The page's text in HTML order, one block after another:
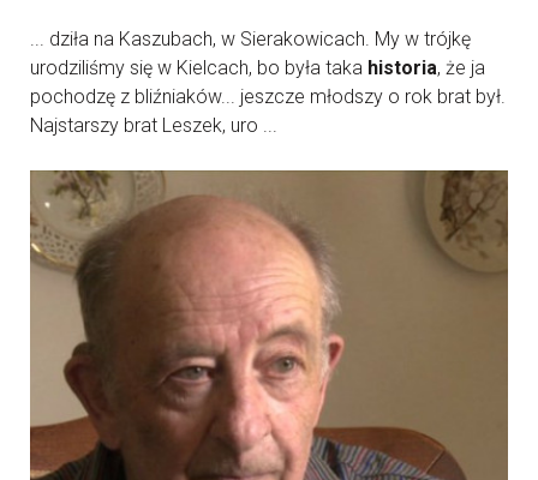
... dziła na Kaszubach, w Sierakowicach. My w trójkę
urodziliśmy się w Kielcach, bo była taka historia, że ja
pochodzę z bliźniaków... jeszcze młodszy o rok brat był.
Najstarszy brat Leszek, uro ...